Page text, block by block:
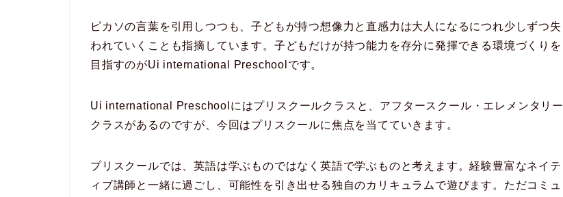
ピカソの言葉を引用しつつも、子どもが持つ想像力と直感力は大人になるにつれ少しずつ失
われていくことも指摘しています。子どもだけが持つ能力を存分に発揮できる環境づくりを
目指すのがUi international Preschoolです。
Ui international Preschoolにはプリスクールクラスと、アフタースクール・エレメンタリー
クラスがあるのですが、今回はプリスクールに焦点を当てていきます。
プリスクールでは、英語は学ぶものではなく英語で学ぶものと考えます。経験豊富なネイテ
ィブ講師と一緒に過ごし、可能性を引き出せる独自のカリキュラムで遊びます。ただコミュ